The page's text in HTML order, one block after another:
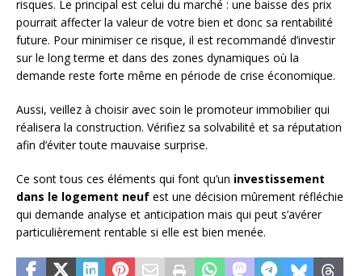
risques. Le principal est celui du marché : une baisse des prix
pourrait affecter la valeur de votre bien et donc sa rentabilité
future. Pour minimiser ce risque, il est recommandé d’investir
sur le long terme et dans des zones dynamiques où la
demande reste forte même en période de crise économique.
Aussi, veillez à choisir avec soin le promoteur immobilier qui
réalisera la construction. Vérifiez sa solvabilité et sa réputation
afin d’éviter toute mauvaise surprise.
Ce sont tous ces éléments qui font qu’un investissement
dans le logement neuf est une décision mûrement réfléchie
qui demande analyse et anticipation mais qui peut s’avérer
particulièrement rentable si elle est bien menée.